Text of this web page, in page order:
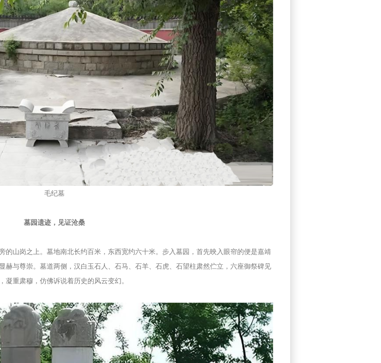
毛纪墓
墓园遗迹，见证沧桑
的山岗之上。墓地南北长约百米，东西宽约六十米。步入墓园，首先映入眼帘的便是嘉靖
赫与尊崇。墓道两侧，汉白玉石人、石马、石羊、石虎、石望柱肃然伫立，六座御祭碑见
重肃穆，仿佛诉说着历史的风云变幻。